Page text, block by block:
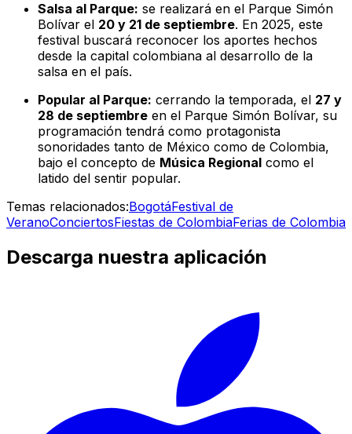
Salsa al Parque: se realizará en el Parque Simón
Bolívar el 20 y 21 de septiembre. En 2025, este
festival buscará reconocer los aportes hechos
desde la capital colombiana al desarrollo de la
salsa en el país.
Popular al Parque: cerrando la temporada, el 27 y
28 de septiembre en el Parque Simón Bolívar, su
programación tendrá como protagonista
sonoridades tanto de México como de Colombia,
bajo el concepto de Música Regional como el
latido del sentir popular.
Temas relacionados:BogotáFestival de
VeranoConciertosFiestas de ColombiaFerias de Colombia
Descarga nuestra aplicación